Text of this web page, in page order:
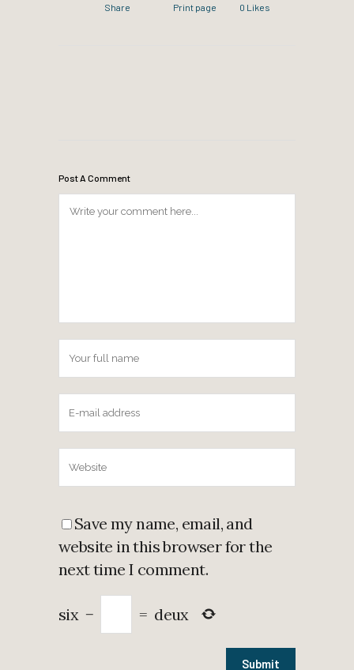
Share Print page 0 Likes
Post A Comment
Save my name, email, and
website in this browser for the
next time I comment.
six − = deux